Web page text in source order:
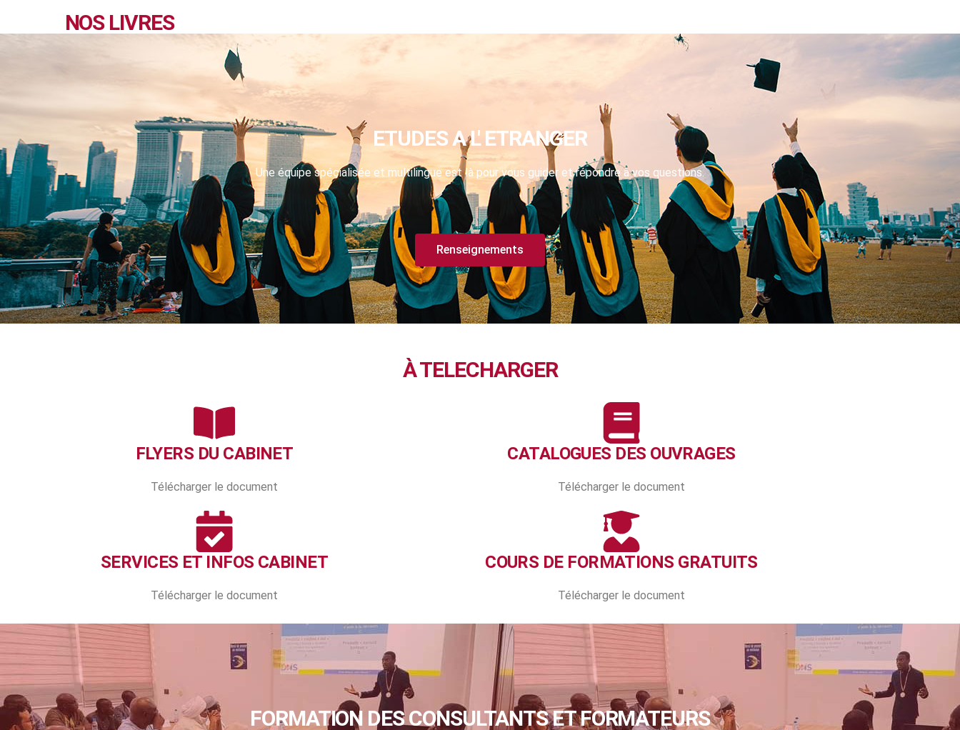
NOS LIVRES
ETUDES A L' ETRANGER
Une équipe spécialisée et multilingue est là pour vous guider et répondre à vos questions.
Renseignements
À TELECHARGER
FLYERS DU CABINET
Télécharger le document
SERVICES ET INFOS CABINET
Télécharger le document
CATALOGUES DES OUVRAGES
Télécharger le document
COURS DE FORMATIONS GRATUITS
Télécharger le document
FORMATION DES CONSULTANTS ET FORMATEURS